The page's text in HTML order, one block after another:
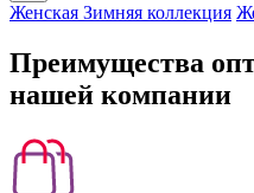
Женская Зимняя коллекция
Преимущества
нашей компании